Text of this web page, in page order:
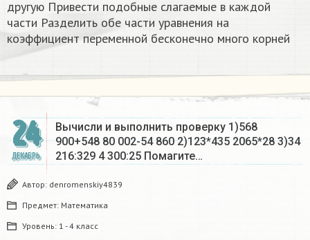
другую Привести подобные слагаемые в каждой
части Разделить обе части уравнения на
коэффициент переменной бесконечно много корней​
24
ДЕКАБРЬ
Вычисли и выполнить проверку 1)568
900+548 80 002-54 860 2)123*435 2065*28 3)34
216:329 4 300:25 Помагите…
Автор: denromenskiy4839
Предмет: Математика
Уровень: 1 - 4 класс